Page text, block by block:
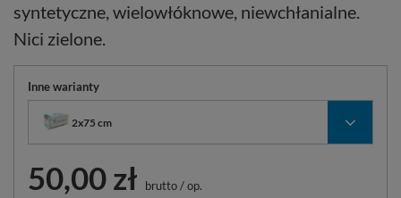
syntetyczne, wielowłóknowe, niewchłanialne.
Nici zielone.
Inne warianty
2x75 cm
50,00 zł brutto/op.